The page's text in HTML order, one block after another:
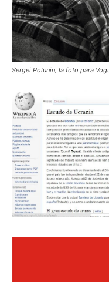
Sergei Polunin, la foto para